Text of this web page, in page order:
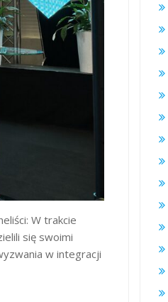
W trakcie
się swoimi
w integracji